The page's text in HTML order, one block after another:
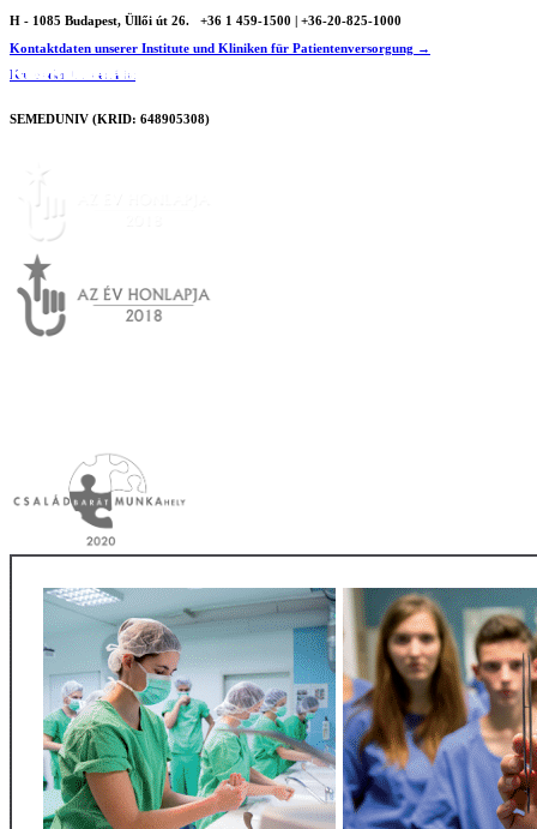
Für studenten
Krankenversorgung
Über die Klinik
H - 1085 Budapest, Üllői út 26.
+36 1 459-1500 | +36-20-825-1000
Kontaktdaten unserer Institute und Kliniken für Patientenversorgung →
Karte der Universität
SEMEDUNIV (KRID: 648905308)